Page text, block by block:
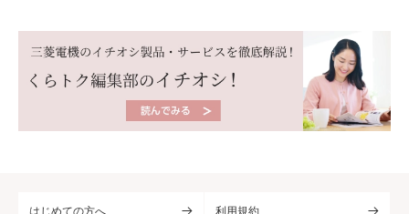
はじめての方へ 利用規約